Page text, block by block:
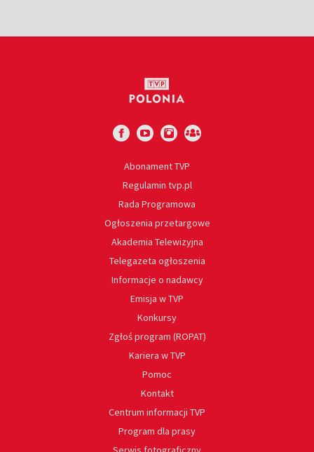
Abonament TVP
Regulamin tvp.pl
Rada Programowa
Ogłoszenia przetargowe
Akademia Telewizyjna
Telegazeta ogłoszenia
Informacje o nadawcy
Emisja w TVP
Konkursy
Zgłoś program (ROPAT)
Kariera w TVP
Pomoc
Kontakt
Centrum informacji TVP
Program dla prasy